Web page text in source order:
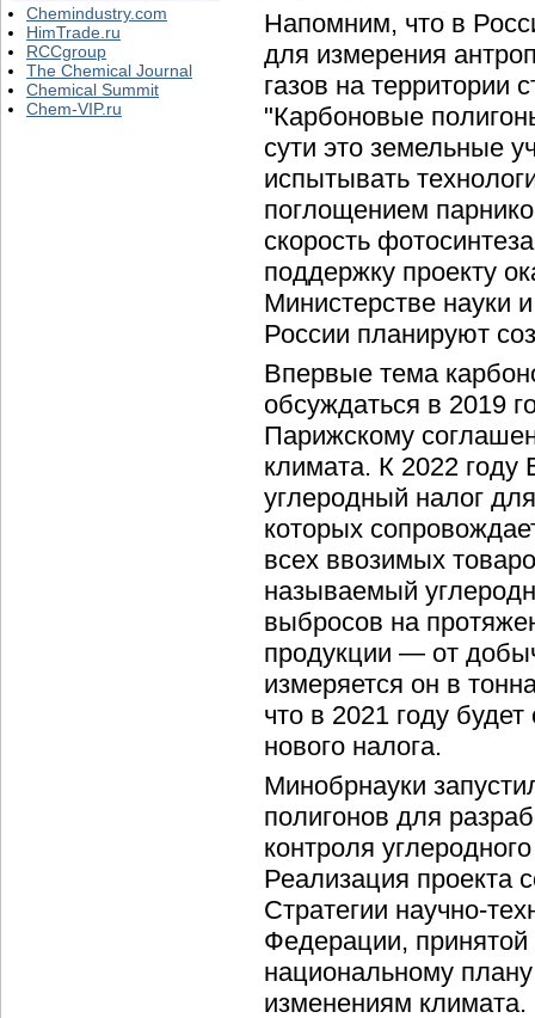
Chemindustry.com
HimTrade.ru
RCCgroup
The Chemical Journal
Chemical Summit
Chem-VIP.ru
Напомним, что в
для измерения
газов на территории
"Карбоновые
сути это земельные
испытывать
поглощением
скорость
поддержку проекту
Министерстве науки
России планируют
Впервые тема
обсуждаться в 2019
Парижскому
климата. К 2022 году
углеродный налог
которых
всех ввозимых
называемый
выбросов на
продукции — от
измеряется он в
что в 2021 году
нового налога.
Минобрнауки
полигонов для
контроля
Реализация проекта
Стратегии научно-
Федерации, принятой
национальному
изменениям климата.